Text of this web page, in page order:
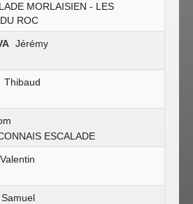
MORLAISIEN - LES
ROC
Jérémy
Thibaud
ESCALADE
Valentin
Samuel